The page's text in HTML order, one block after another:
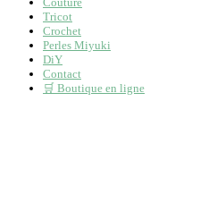
Tricot
Crochet
Perles Miyuki
DiY
Contact
🛒 Boutique en ligne